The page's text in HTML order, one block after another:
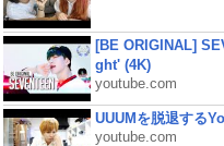
[BE ORIGINAL]
ght' (4K)
youtube.com
UUUMを脱退する
youtube.com